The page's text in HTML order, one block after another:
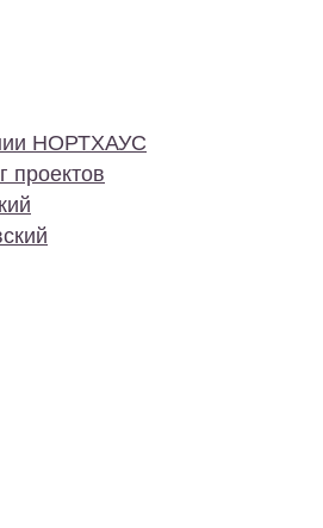
НОРТХАУС
проектов